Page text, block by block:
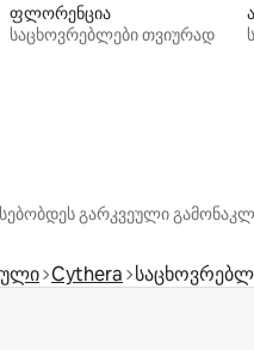
ფლორენცია
საცხოვრებლები თვიურად
გარკვეული
Cythera